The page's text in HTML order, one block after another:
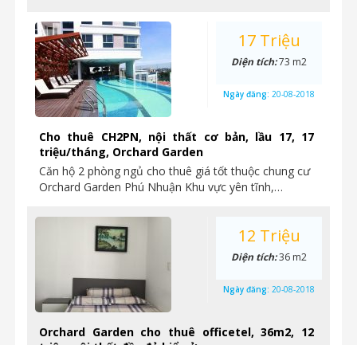
Cho thuê CH2PN, nội thất cơ bản, lầu 17, 17
triệu/tháng, Orchard Garden
Căn hộ 2 phòng ngủ cho thuê giá tốt thuộc chung cư
Orchard Garden Phú Nhuận Khu vực yên tĩnh,…
17 Triệu
Diện tích:73 m2
Ngày đăng: 20-08-2018
Orchard Garden cho thuê officetel, 36m2, 12
12 Triệu
Diện tích:36 m2
Ngày đăng: 20-08-2018